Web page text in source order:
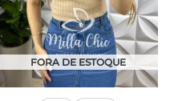
na
página
do
produto
FORA DE ESTOQUE